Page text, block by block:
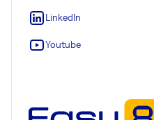
LinkedIn
Youtube